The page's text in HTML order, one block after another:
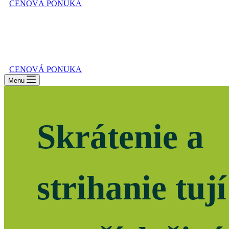
CENOVÁ PONUKA
CENOVÁ PONUKA
Menu
Skrátenie a
strihanie